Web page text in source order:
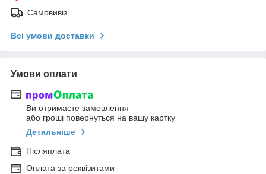
Самовивіз
Всі умови доставки
Умови оплати
Ви отримаєте замовлення
або гроші повернуться на вашу картку
Детальніше
Післяплата
Оплата за реквізитами